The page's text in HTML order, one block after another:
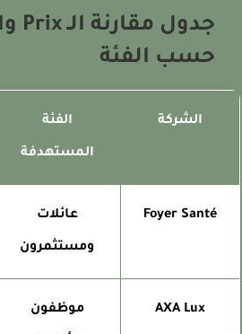
حسب الفئة
الشركة الفئة
المستهدفة
Foyer Santé عائلات
ومستثمرون
AXA Lux موظفون